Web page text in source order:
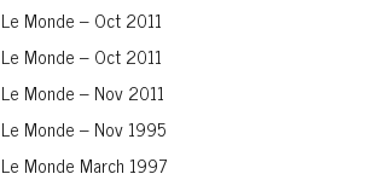
Le Monde – Oct 2011
Le Monde – Oct 2011
Le Monde – Nov 2011
Le Monde – Nov 1995
Le Monde March 1997